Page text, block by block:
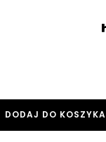
DODAJ DO KOSZYKA